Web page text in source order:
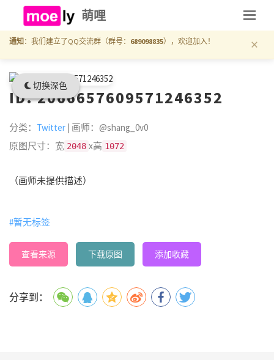
切换深色
萌哩
通知 ：我们建立了QQ交流群（群号： 689098835），欢迎加入！ ×
ID: 2066657609571246352
分类： Twitter | 画师：@shang_0v0
原图尺寸：宽 2048 x高 1072
（画师未提供描述）
#暂无标签
查看来源 下载原图 添加收藏
分享到：